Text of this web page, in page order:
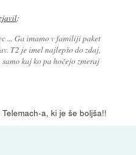
:
... Ga imamo v familiji paket
T2 je imel najlepšo do zdaj,
kaj ko pa hočejo zmeraj
a, ki je še boljša!!